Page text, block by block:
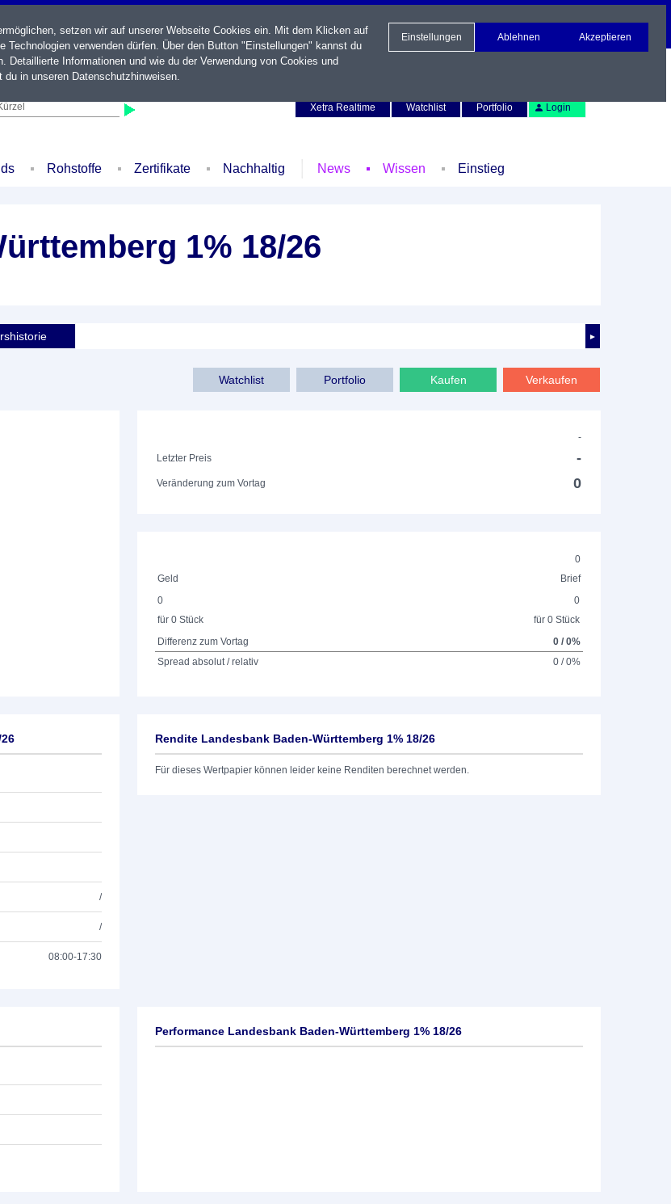
Xetra Realtime
Watchlist Portfolio Login
Rohstoffe Zertifikate Nachhaltig News Wissen Einstieg
1% 18/26
►
Verkaufen
Kaufen
Portfolio
Watchlist
-
Letzter Preis
-
Veränderung zum Vortag 0
0
Geld
Brief
0
für 0 Stück
0
für 0 Stück
Differenz zum Vortag
0 / 0%
Spread absolut / relativ
0 / 0%
/
/
08:00-17:30
Rendite Landesbank Baden-Württemberg 1% 18/26
Für dieses Wertpapier können leider keine Renditen berechnet werden.
Performance Landesbank Baden-Württemberg 1% 18/26
setzen wir auf unserer Webseite Cookies ein. Mit dem Klicken auf
verwenden dürfen. Über den Button "Einstellungen" kannst du
Informationen und wie du der Verwendung von Cookies und
du in unseren Datenschutzhinweisen.
Einstellungen Ablehnen Akzeptieren